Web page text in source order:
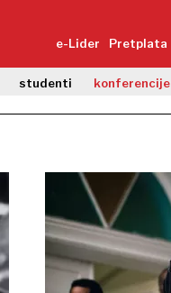
e-Lider Pretplata
studenti konferencije